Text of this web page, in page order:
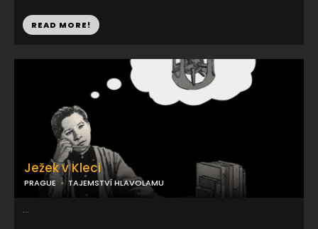
READ MORE!
Ježek v Kleci
PRAGUE TAJEMSTVÍ HLAVOLAMU
...